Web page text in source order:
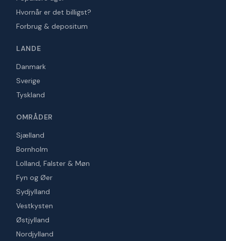
Hvornår er det billigst?
Forbrug & depositum
LANDE
Danmark
Sverige
Tyskland
OMRÅDER
Sjælland
Bornholm
Lolland, Falster & Møn
Fyn og Øer
Sydjylland
Vestkysten
Østjylland
Nordjylland